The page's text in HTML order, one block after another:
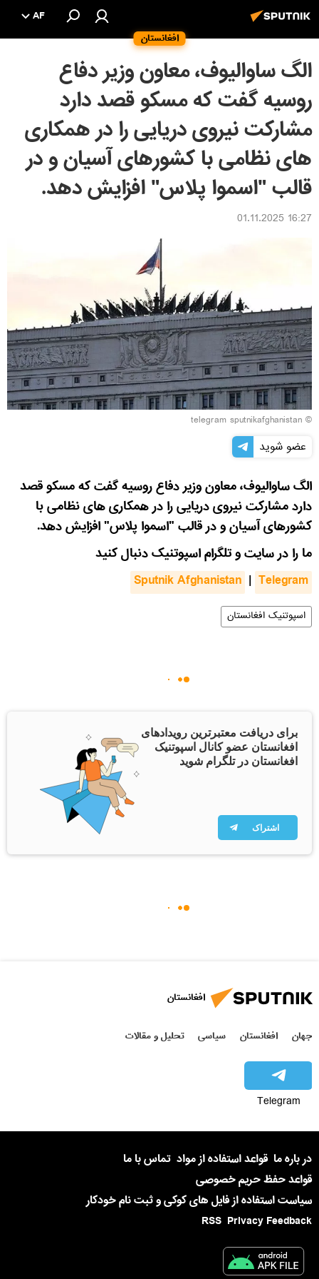
افغانستان
AF
الگ ساوالیوف، معاون وزیر دفاع
روسیه گفت که مسکو قصد دارد
مشارکت نیروی دریایی را در همکاری
های نظامی با کشورهای آسیان و در
قالب "اسموا پلاس" افزایش دهد.
16:27 01.11.2025
© telegram sputnikafghanistan
عضو شوید
الگ ساوالیوف، معاون وزیر دفاع روسیه گفت که مسکو قصد
دارد مشارکت نیروی دریایی را در همکاری های نظامی با
کشورهای آسیان و در قالب "اسموا پلاس" افزایش دهد.
ما را در سایت و تلگرام اسپوتنیک دنبال کنید
Sputnik Afghanistan | Telegram
اسپوتنیک افغانستان
برای دریافت معتبرترین رویدادهای
افغانستان عضو کانال اسپوتنیک
افغانستان در تلگرام شوید
اشتراک
افغانستان
جهان افغانستان سیاسی تحلیل و مقالات
Telegram
در باره ما قواعد استفاده از مواد تماس با ما
قواعد حفظ حریم خصوصی
سیاست استفاده از فایل های کوکی و ثبت نام خودکار
Privacy Feedback
RSS